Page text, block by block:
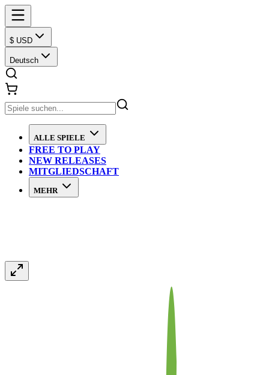
$ USD
Deutsch
ALLE SPIELE
FREE TO PLAY
NEW RELEASES
MITGLIEDSCHAFT
MEHR